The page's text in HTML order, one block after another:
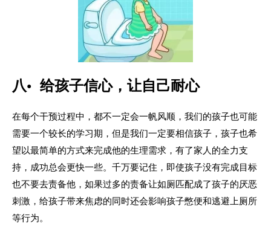
八• 给孩子信心，让自己耐心
在每个干预过程中，都不一定会一帆风顺，我们的孩子也可能
需要一个较长的学习期，但是我们一定要相信孩子，孩子也希
望以最简单的方式来完成他的生理需求，有了家人的全力支
持，成功总会更快一些。千万要记住，即使孩子没有完成目标
也不要去责备他，如果过多的责备让如厕匹配成了孩子的厌恶
刺激，给孩子带来焦虑的同时还会影响孩子憋便和逃避上厕所
等行为。